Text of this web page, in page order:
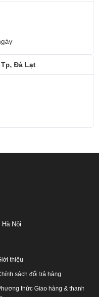
Đà Lạt
Nội
thiệu
sách đổi trả hàng
thức Giao hàng & thanh